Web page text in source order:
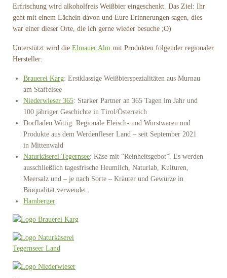
Erfrischung wird alkoholfreis Weißbier eingeschenkt. Das Ziel: Ihr
geht mit einem Lächeln davon und Eure Erinnerungen sagen, dies
war einer dieser Orte, die ich gerne wieder besuche ;O)
Unterstützt wird die Elmauer Alm mit Produkten folgender regionaler
Hersteller:
Brauerei Karg: Erstklassige Weißbierspezialitäten aus Murnau
am Staffelsee
Niederwieser 365: Starker Partner an 365 Tagen im Jahr und
100 jähriger Geschichte in Tirol/Österreich
Dorfladen Wittig: Regionale Fleisch- und Wurstwaren und
Produkte aus dem Werdenfleser Land – seit September 2021
in Mittenwald
Naturkäserei Tegernsee: Käse mit “Reinheitsgebot”. Es werden
ausschließlich tagesfrische Heumilch, Naturlab, Kulturen,
Meersalz und – je nach Sorte – Kräuter und Gewürze in
Bioqualität verwendet.
Hamberger